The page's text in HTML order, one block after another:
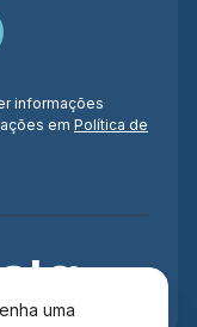
uma
informações
em Política de